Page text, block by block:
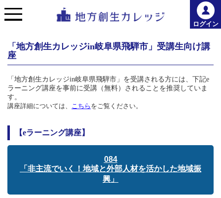
ログイン
「地方創生カレッジin岐阜県飛騨市」受講生向け講
座
「地方創生カレッジin岐阜県飛騨市」を受講される方には、下記e
ラーニング講座を事前に受講（無料）されることを推奨していま
す。
講座詳細については、 こちら をご覧ください。
【eラーニング講座】
084
「非主流でいく！地域と外部人材を活かした地域振
興」